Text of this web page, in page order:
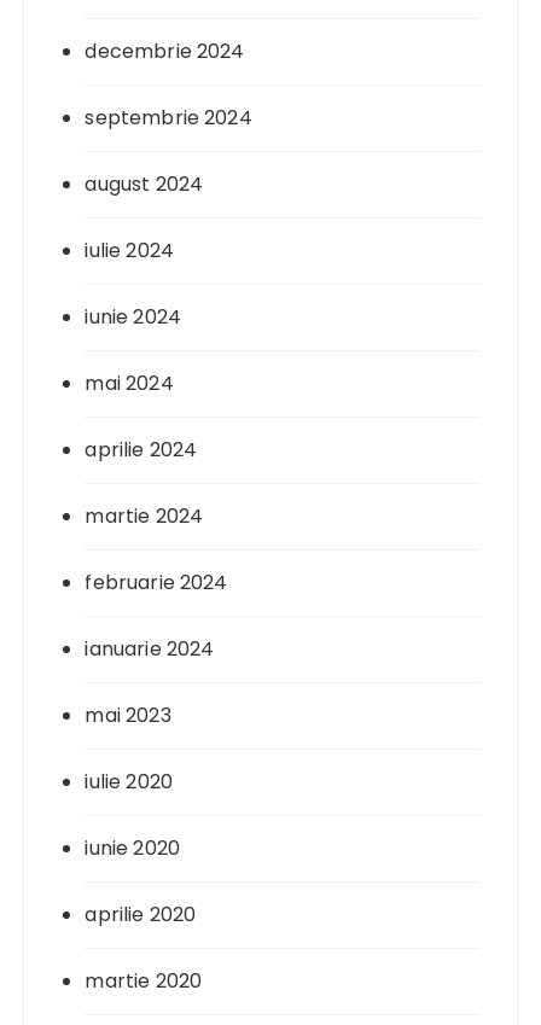
decembrie 2024
septembrie 2024
august 2024
iulie 2024
iunie 2024
mai 2024
aprilie 2024
martie 2024
februarie 2024
ianuarie 2024
mai 2023
iulie 2020
iunie 2020
aprilie 2020
martie 2020